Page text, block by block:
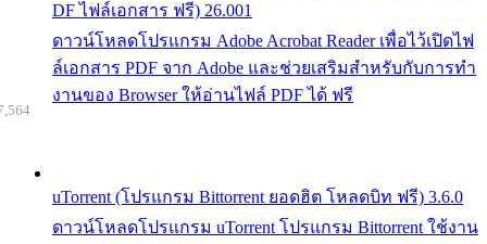
DF ไฟล์เอกสาร ฟรี) 26.001
ดาวน์โหลดโปรแกรม Adobe Acrobat Reader เพื่อไว้เปิดไฟ
ล์เอกสาร PDF จาก Adobe และช่วยเสริมสำหรับกับการทำ
งานของ Browser ให้อ่านไฟล์ PDF ได้ ฟรี
uTorrent (โปรแกรม Bittorrent ยอดฮิต โหลดบิท ฟรี) 3.6.0
ดาวน์โหลดโปรแกรม uTorrent โปรแกรม Bittorrent ใช้งาน